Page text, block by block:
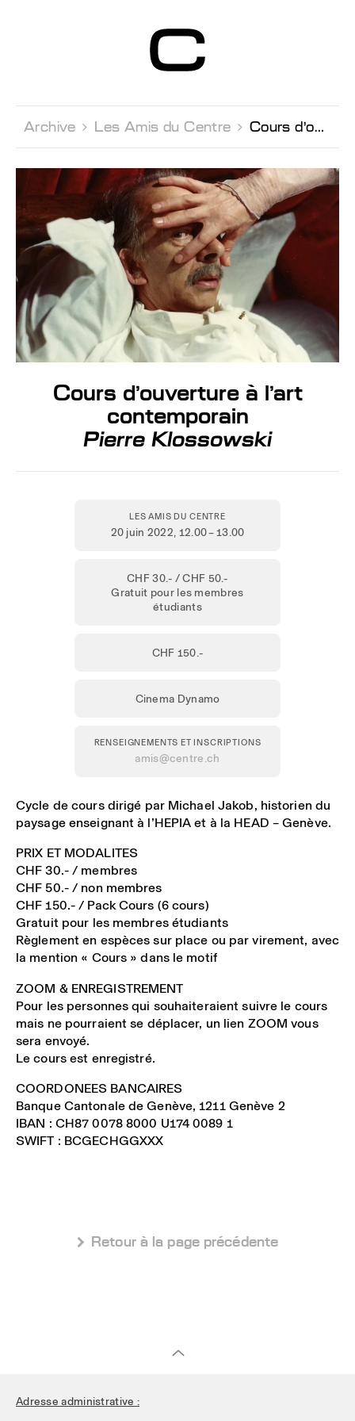
Contemporain
Genève
Archive  Les Amis du Centre  Cours d'ouverture à l'art contemporain
Cours d’ouverture à l’art
contemporain
Pierre Klossowski
LES AMIS DU CENTRE
20 juin 2022, 12.00 – 13.00
CHF 30.- / CHF 50.-
Gratuit pour les membres
étudiants
CHF 150.-
Cinema Dynamo
RENSEIGNEMENTS ET INSCRIPTIONS
amis@centre.ch
Cycle de cours dirigé par Michael Jakob, historien du
paysage enseignant à l’HEPIA et à la HEAD – Genève.
PRIX ET MODALITES
CHF 30.- / membres
CHF 50.- / non membres
CHF 150.- / Pack Cours (6 cours)
Gratuit pour les membres étudiants
Règlement en espèces sur place ou par virement, avec
la mention « Cours » dans le motif
ZOOM & ENREGISTREMENT
Pour les personnes qui souhaiteraient suivre le cours
mais ne pourraient se déplacer, un lien ZOOM vous
sera envoyé.
Le cours est enregistré.
COORDONEES BANCAIRES
Banque Cantonale de Genève, 1211 Genève 2
IBAN : CH87 0078 8000 U174 0089 1
SWIFT : BCGECHGGXXX
 Retour à la page précédente
Adresse administrative :